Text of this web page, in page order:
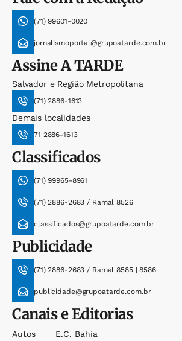
(71) 99601-0020
jornalismoportal@grupoatarde.com.br
AssineA TARDE
Salvador e Região Metropolitana
(71) 2886-1613
Demais localidades
71 2886-1613
Classificados
(71) 99965-8961
(71) 2886-2683 / Ramal 8526
classificados@grupoatarde.com.br
Publicidade
(71) 2886-2683 / Ramal 8585 | 8586
publicidade@grupoatarde.com.br
Canais e Editorias
Autos
E.c. Bahia